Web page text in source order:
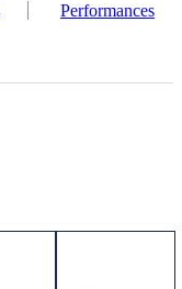
Performances